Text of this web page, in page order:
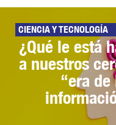
CIENCIA Y TECNOLOGÍA
¿Qué le está
a nuestros
“era de